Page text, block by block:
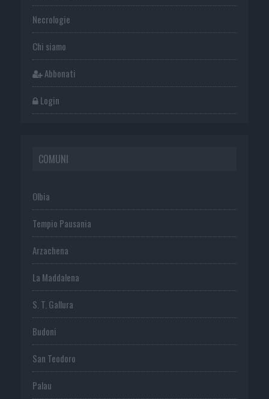
Necrologie
Chi siamo
Abbonati
Login
COMUNI
Olbia
Tempio Pausania
Arzachena
La Maddalena
S. T. Gallura
Budoni
San Teodoro
Palau